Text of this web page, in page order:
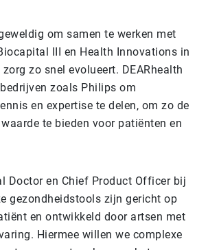
om samen te werken met
III en Health Innovations in
zo snel evolueert. DEARhealth
zoals Philips om
en expertise te delen, om zo de
te bieden voor patiënten en
Doctor en Chief Product Officer bij
gezondheidstools zijn gericht op
en ontwikkeld door artsen met
Hiermee willen we complexe